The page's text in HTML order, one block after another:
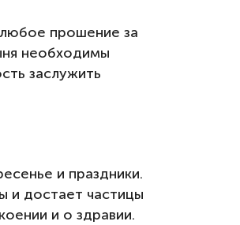
прошение за
необходимы
заслужить
и праздники.
и достает частицы
и о здравии.